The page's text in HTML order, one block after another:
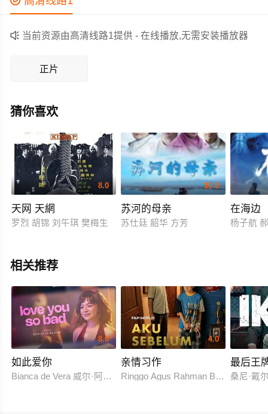
选秀比赛的评委，而珍妮和奥马尔则是其中很有望胜出的
选手之一。在狱中度过这些痛苦的岁月后，现在是珍妮做
定的看点，在演员表现和剧情架构上也都有不错的亮点，
剧情紧凑，角色塑造鲜明，适合喜欢剧情类电影的观众观
 当前资源由高清线路1提供 - 在线播放,无需安装播放器
正片
猜你喜欢
8.0
天网 天網
罗烈 胡锦 刘午琪 樊梅生
10.0
苏河的母亲
苏仕廷 韶华 方芳
在海边
杨子航
相关推荐
8.0
如此爱你
Bianca de Vera 威尔·阿什利·德莱昂
4.0
亲情习作
Ringgo Agus Rahman Bima Sena
最后王
桑尼·戴